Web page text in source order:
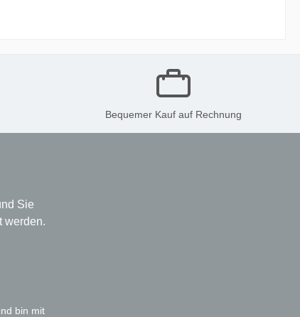
Bequemer Kauf auf Rechnung
Sie
werden.
bin mit